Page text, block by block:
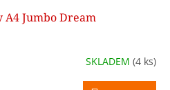
A4 Jumbo Dream
SKLADEM (4 ks)